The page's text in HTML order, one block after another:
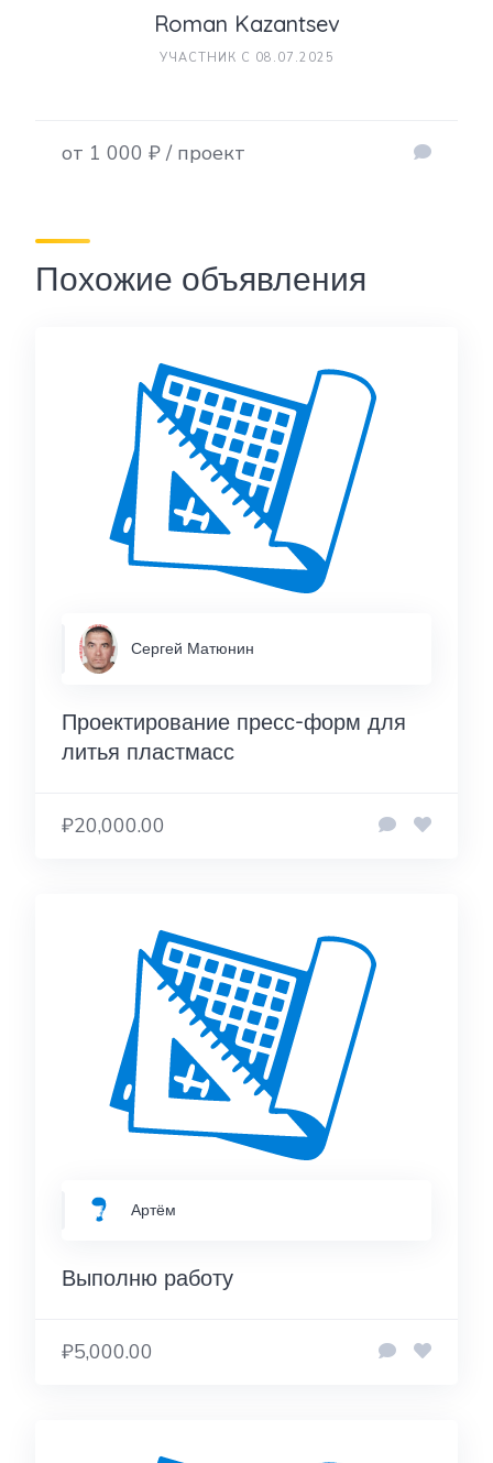
Roman Kazantsev
УЧАСТНИК С 08.07.2025
от 1 000 ₽ / проект
Похожие объявления
Сергей Матюнин
Проектирование пресс-форм для
литья пластмасс
₽20,000.00
Артём
Выполню работу
₽5,000.00